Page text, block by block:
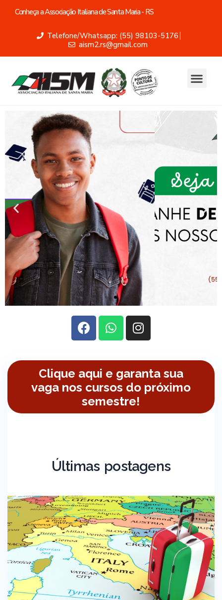
Conheça a Associação Italiana de Santa Maria - RS
Telefone/Whatsapp: (55) 98103-5176
aism2.rs@gmail.com
Clique aqui e garanta sua
vaga nos cursos do próximo
semestre!
Últimas postagens